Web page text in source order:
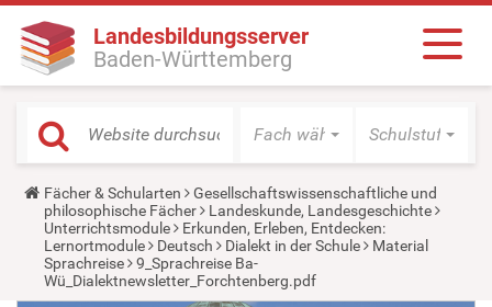
Landesbildungsserver
Baden-Württemberg
Fach wählen Schulstufe
Y
o
u
a
r
e
h
Fächer & Schularten
Gesellschaftswissenschaftliche und
philosophische Fächer
Landeskunde, Landesgeschichte
Unterrichtsmodule
Erkunden, Erleben, Entdecken:
Lernortmodule
Deutsch Dialekt in der Schule
Material
Sprachreise
9_Sprachreise Ba-
Wü_Dialektnewsletter_Forchtenberg.pdf